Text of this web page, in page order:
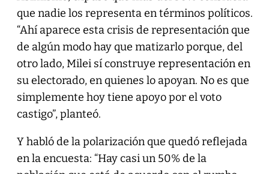
que nadie los representa en términos políticos.
“Ahí aparece esta crisis de representación que
de algún modo hay que matizarlo porque, del
otro lado, Milei sí construye representación en
su electorado, en quienes lo apoyan. No es que
simplemente hoy tiene apoyo por el voto
castigo”, planteó.
Y habló de la polarización que quedó reflejada
en la encuesta: “Hay casi un 50% de la